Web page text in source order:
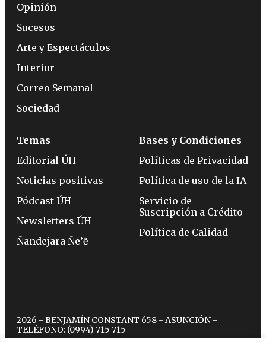
Opinión
Sucesos
Arte y Espectáculos
Interior
Correo Semanal
Sociedad
Temas
Editorial ÚH
Noticias positivas
Pódcast ÚH
Newsletters ÚH
Ñandejara Ñe’ẽ
Bases y Condiciones
Políticas de Privacidad
Política de uso de la IA
Servicio de
Suscripción a Crédito
Política de Calidad
2026 - BENJAMÍN CONSTANT 658 - ASUNCIÓN -
TELÉFONO: (0994) 715 715